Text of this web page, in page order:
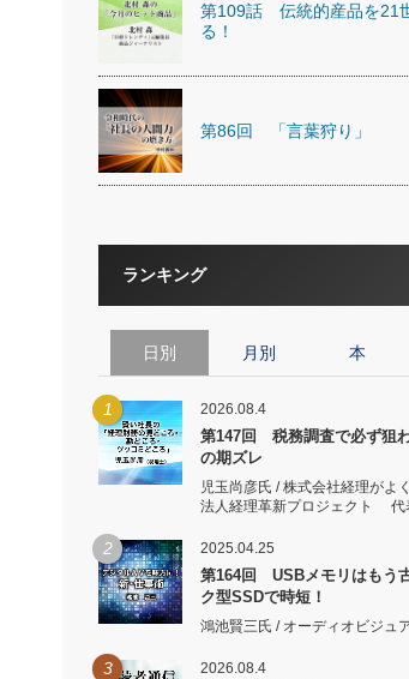
第109話 伝統的産品を21
る！
第86回 「言葉狩り」
ランキング
日別 月別 本
1 2026.08.4
第147回 税務調査で必ず狙
の期ズレ
児玉尚彦氏 / 株式会社経理が
法人経理革新プロジェクト 代
2 2025.04.25
第164回 USBメモリはもう
ク型SSDで時短！
鴻池賢三氏 / オーディオビジ
3 2026.08.4